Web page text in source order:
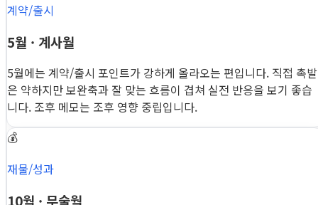
계약/출시
5월 · 계사월
5월에는 계약/출시 포인트가 강하게 올라오는 편입니다. 직접 촉발
은 약하지만 보완축과 잘 맞는 흐름이 겹쳐 실전 반응을 보기 좋습
니다. 조후 메모는 조후 영향 중립입니다.
💰
재물/성과
10월 · 무술월